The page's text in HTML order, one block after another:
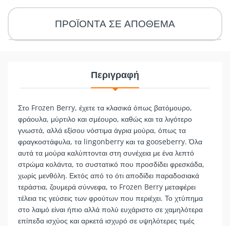
ΠΡΟΪΟΝΤΑ ΣΕ ΑΠΟΘΕΜΑ
Περιγραφή
Στο Frozen Berry, έχετε τα κλασικά όπως βατόμουρο,
φράουλα, μύρτιλο και σμέουρο, καθώς και τα λιγότερο
γνωστά, αλλά εξίσου νόστιμα άγρια μούρα, όπως τα
φραγκοστάφυλα, τα lingonberry και τα gooseberry. Όλα
αυτά τα μούρα καλύπτονται στη συνέχεια με ένα λεπτό
στρώμα κολάντα, το συστατικό που προσδίδει φρεσκάδα,
χωρίς μενθόλη. Εκτός από το ότι αποδίδει παραδοσιακά
τεράστια, ζουμερά σύννεφα, το Frozen Berry μεταφέρει
τέλεια τις γεύσεις των φρούτων που περιέχει. Το χτύπημα
στο λαιμό είναι ήπιο αλλά πολύ ευχάριστο σε χαμηλότερα
επίπεδα ισχύος και αρκετά ισχυρό σε υψηλότερες τιμές